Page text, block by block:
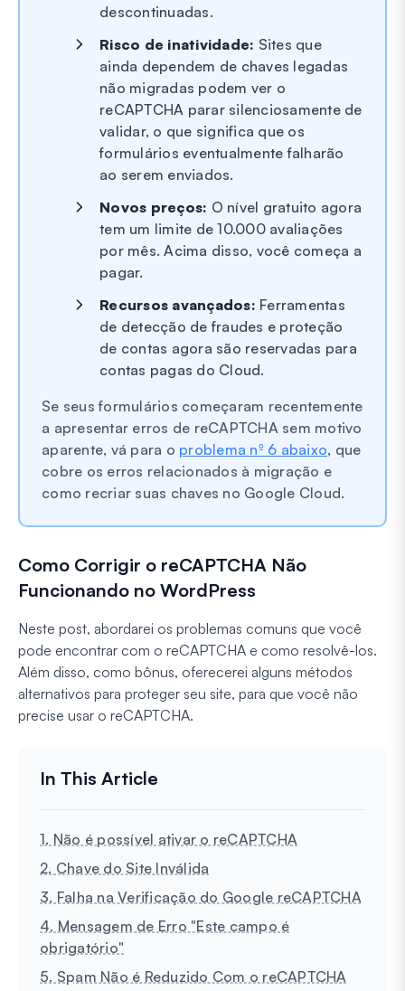
descontinuadas.
Risco de inatividade: Sites que
ainda dependem de chaves legadas
não migradas podem ver o
reCAPTCHA parar silenciosamente de
validar, o que significa que os
formulários eventualmente falharão
ao serem enviados.
Novos preços: O nível gratuito agora
tem um limite de 10.000 avaliações
por mês. Acima disso, você começa a
pagar.
Recursos avançados: Ferramentas
de detecção de fraudes e proteção
de contas agora são reservadas para
contas pagas do Cloud.
Se seus formulários começaram recentemente
a apresentar erros de reCAPTCHA sem motivo
aparente, vá para o problema nº 6 abaixo, que
cobre os erros relacionados à migração e
como recriar suas chaves no Google Cloud.
Como Corrigir o reCAPTCHA Não
Funcionando no WordPress
Neste post, abordarei os problemas comuns que você
pode encontrar com o reCAPTCHA e como resolvê-los.
Além disso, como bônus, oferecerei alguns métodos
alternativos para proteger seu site, para que você não
precise usar o reCAPTCHA.
1. Não é possível ativar o reCAPTCHA
2. Chave do Site Inválida
3. Falha na Verificação do Google reCAPTCHA
4. Mensagem de Erro "Este campo é
obrigatório"
5. Spam Não é Reduzido Com o reCAPTCHA